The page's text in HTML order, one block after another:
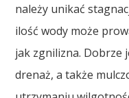
należy unikać
ilość wody może
jak zgnilizna. Dobrze
drenaż, a także